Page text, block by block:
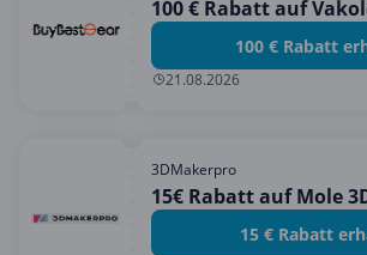
100 € Rabatt auf
100 € Rabatt
21.08.2026
3DMakerpro
15€ Rabatt auf Mole
15 € Rabatt